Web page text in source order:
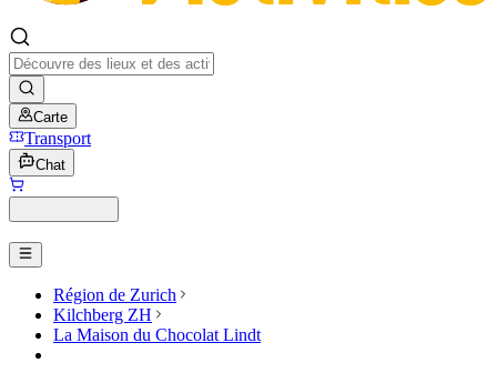
Carte
Transport
Chat
Région de Zurich
Kilchberg ZH
La Maison du Chocolat Lindt